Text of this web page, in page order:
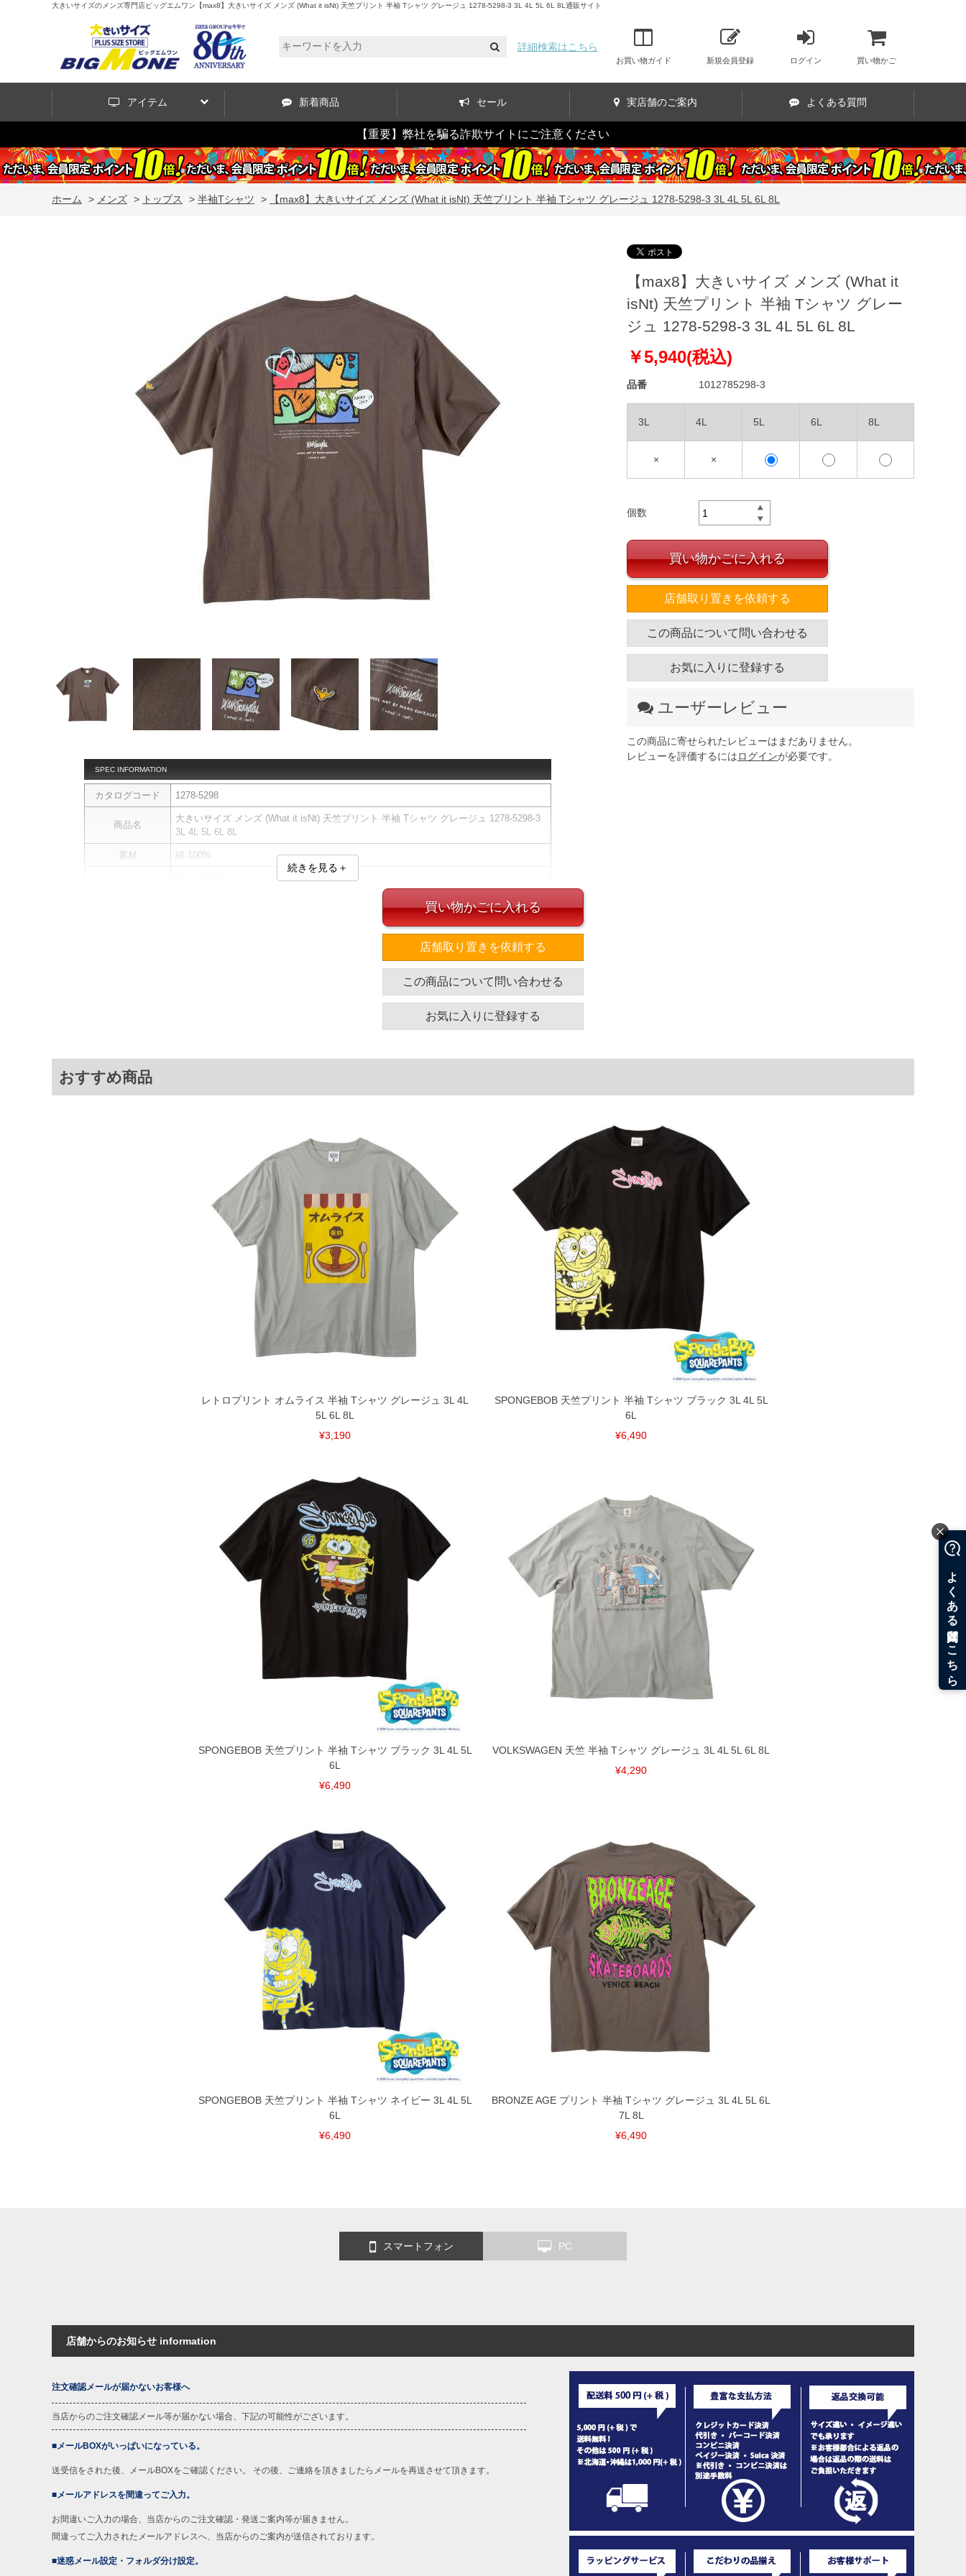
大きいサイズのメンズ専門店ビッグエムワン【max8】大きいサイズ メンズ (What it isNt) 天竺プリント 半袖 Tシャツ グレージュ 1278-5298-3 3L 4L 5L 6L 8L通販サイト
詳細検索はこちら
お買い物ガイド 新規会員登録 ログイン 買い物かご
アイテム 新着商品 セール 実店舗のご案内 よくある質問
【重要】弊社を騙る詐欺サイトにご注意ください
ホーム > メンズ > トップス > 半袖Tシャツ > 【max8】大きいサイズ メンズ (What it isNt) 天竺プリント 半袖 Tシャツ グレージュ 1278-5298-3 3L 4L 5L 6L 8L
SPEC INFORMATION
カタログコード 1278-5298
商品名
大きいサイズ メンズ (What it isNt) 天竺プリント 半袖 Tシャツ グレージュ 1278-5298-3
3L 4L 5L 6L 8L
素材 綿 100%
肩幅 袖丈
60 25
62 26
扱い前に商品付属タグの記載もご確認下さい。
※当店での掲載商品は、実店鋪と在庫を共用しておりますので店頭での売り違い、店舗から
のお取り寄せ等により、お客様にご迷惑をお掛けしてしまう場合がございます。そのような
ことがない様最大限に努めておりますが、もしあった場合速やかにご連絡させて頂きますの
で予めご了承ください。
※【ボトムの裾上げをご希望の場合】
裾上げ料金は500円+税となります。
備考欄に股下●cmとご記入下さい。（裾上げ無料対象商品は1本につき税込6,000円以上の品
が対象。1本5,999円以下の商品は有料（500円+税）となります。）
出荷まで約1週間～20日間程お時間を頂く場合がございます。
尚、裾上げした商品は返品・交換不可となりますので、予めご了承下さい。
一部、お直しに対応出来ない商品がございます。(例：裾にファスナーや調節ひもが付いて
いる、極端なデザインが施されている等)
※【返品交換について】
続きを見る＋
【max8】大きいサイズ メンズ (What it
isNt) 天竺プリント 半袖 Tシャツ グレー
ジュ 1278-5298-3 3L 4L 5L 6L 8L
￥5,940(税込)
品番 1012785298-3
3L 4L 5L 6L 8L
× ×
個数
買い物かごに入れる
店舗取り置きを依頼する
この商品について問い合わせる
お気に入りに登録する
ユーザーレビュー
この商品に寄せられたレビューはまだありません。
レビューを評価するにはログインが必要です。
買い物かごに入れる
店舗取り置きを依頼する
この商品について問い合わせる
お気に入りに登録する
おすすめ商品
レトロプリント オムライス 半袖 Tシャツ グレージュ 3L 4L
5L 6L 8L
¥3,190
SPONGEBOB 天竺プリント 半袖 Tシャツ ブラック 3L 4L 5L
6L
¥6,490
SPONGEBOB 天竺プリント 半袖 Tシャツ ブラック 3L 4L 5L
6L
¥6,490
VOLKSWAGEN 天竺 半袖 Tシャツ グレージュ 3L 4L 5L 6L 8L
¥4,290
SPONGEBOB 天竺プリント 半袖 Tシャツ ネイビー 3L 4L 5L
6L
¥6,490
BRONZE AGE プリント 半袖 Tシャツ グレージュ 3L 4L 5L 6L
7L 8L
¥6,490
スマートフォン PC
店舗からのお知らせ information
注文確認メールが届かないお客様へ
当店からのご注文確認メール等が届かない場合、下記の可能性がございます。
■メールBOXがいっぱいになっている。
送受信をされた後、メールBOXをご確認ください。 その後、ご連絡を頂きましたらメールを再送させて頂きます。
■メールアドレスを間違ってご入力。
お間違いご入力の場合、当店からのご注文確認・発送ご案内等が届きません。
間違ってご入力されたメールアドレスへ、当店からのご案内が送信されております。
■迷惑メール設定・フォルダ分け設定。